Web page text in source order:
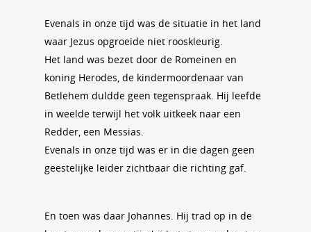
Evenals in onze tijd was de situatie in het land
waar Jezus opgroeide niet rooskleurig.
Het land was bezet door de Romeinen en
koning Herodes, de kindermoordenaar van
Betlehem duldde geen tegenspraak. Hij leefde
in weelde terwijl het volk uitkeek naar een
Redder, een Messias.
Evenals in onze tijd was er in die dagen geen
geestelijke leider zichtbaar die richting gaf.
En toen was daar Johannes. Hij trad op in de